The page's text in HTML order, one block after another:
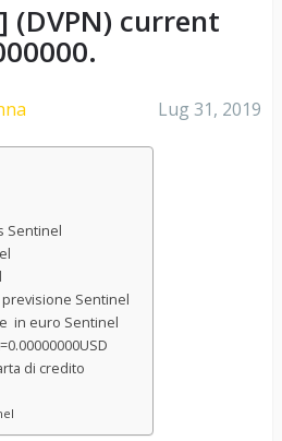
(DVPN) current
Lug 31, 2019
Sentinel
Sentinel
in euro Sentinel
di credito